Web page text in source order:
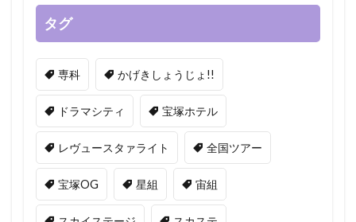
タグ
専科 かげきしょうじょ!!
ドラマシティ 宝塚ホテル
レヴュースタァライト 全国ツアー
宝塚OG 星組 宙組